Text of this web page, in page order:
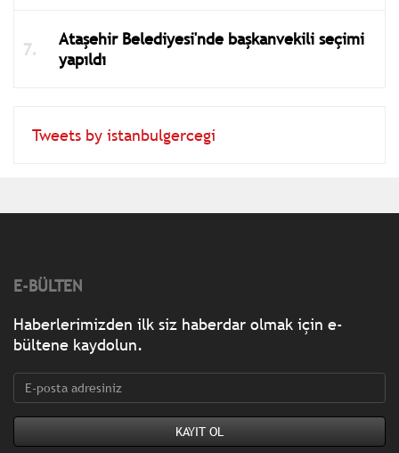
Ataşehir Belediyesi'nde başkanvekili seçimi
yapıldı
Tweets by istanbulgercegi
E-BÜLTEN
Haberlerimizden ilk siz haberdar olmak için e-
bültene kaydolun.